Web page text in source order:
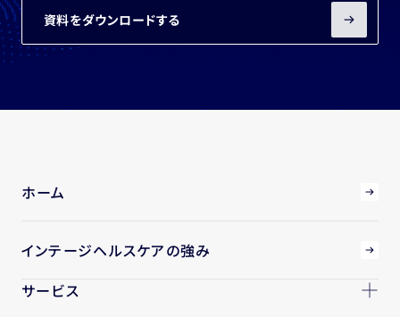
資料をダウンロードする
ホーム
インテージヘルスケアの強み
サービス